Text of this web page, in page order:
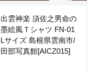
出雲神楽 須佐之男命の
墨絵風Ｔシャツ FN-01
Lサイズ 島根県雲南市/
田部写真館[AICZ015]